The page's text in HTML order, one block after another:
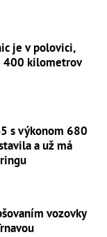
je v polovici,
400 kilometrov
s výkonom 680
a už má
vozovky